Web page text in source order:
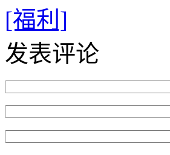
[福利]
发表评论